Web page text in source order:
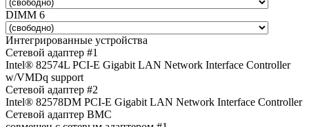
DIMM 6
Интегрированные устройства
Сетевой адаптер #1
Intel® 82574L PCI-E Gigabit LAN Network Interface Controller
w/VMDq support
Сетевой адаптер #2
Intel® 82578DM PCI-E Gigabit LAN Network Interface Controller
Сетевой адаптер BMC